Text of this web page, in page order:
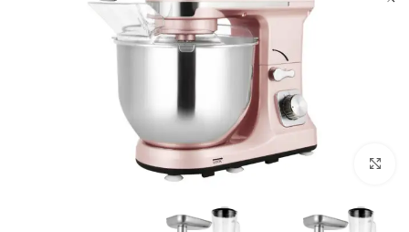
Click to enlarge